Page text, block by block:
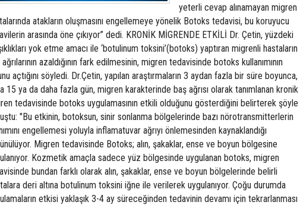
yeterli cevap alınamayan migren
atakların oluşmasını engellemeye yönelik Botoks tedavisi, bu koruyucu
arasında öne çıkıyor” dedi. KRONİK MİGRENDE ETKİLİ Dr. Çetin, yüzdeki
yok etme amacı ile ‘botulinum toksini’(botoks) yaptıran migrenli hastaların
azaldığının fark edilmesinin, migren tedavisinde botoks kullanımının
açtığını söyledi. Dr.Çetin, yapılan araştırmaların 3 aydan fazla bir süre boyunca,
15 ya da daha fazla gün, migren karakterinde baş ağrısı olarak tanımlanan kronik
tedavisinde botoks uygulamasının etkili olduğunu gösterdiğini belirterek şöyle
"Bu etkinin, botoksun, sinir sonlanma bölgelerinde bazı nörotransmitterlerin
engellemesi yoluyla inflamatuvar ağrıyı önlemesinden kaynaklandığı
Migren tedavisinde Botoks; alın, şakaklar, ense ve boyun bölgesine
Kozmetik amaçla sadece yüz bölgesinde uygulanan botoks, migren
bundan farklı olarak alın, şakaklar, ense ve boyun bölgelerinde belirli
deri altına botulinum toksini iğne ile verilerek uygulanıyor. Çoğu durumda
etkisi yaklaşık 3-4 ay süreceğinden tedavinin devamı için tekrarlanması